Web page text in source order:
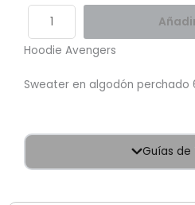
Hoodie Avengers
Sweater en algodón perchado
Guías de